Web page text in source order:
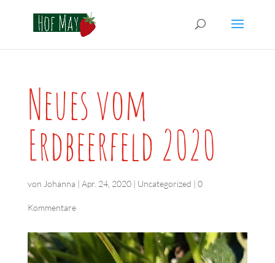
Neues vom
Erdbeerfeld 2020
von Johanna | Apr. 24, 2020| Uncategorized | 0
Kommentare